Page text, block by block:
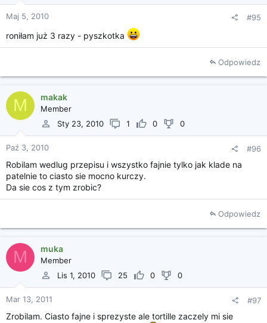
Maj 5, 2010 #95
roniłam już 3 razy - pyszkotka
Odpowiedz
M makak
Member
Sty 23, 2010
1 0 0
Paź 3, 2010 #96
Robilam wedlug przepisu i wszystko fajnie tylko jak klade na
patelnie to ciasto sie mocno kurczy.
Da sie cos z tym zrobic?
Odpowiedz
M muka
Member
Lis 1, 2010
25 0 0
Mar 13, 2011 #97
Zrobilam. Ciasto fajne i sprezyste ale tortille zaczely mi sie